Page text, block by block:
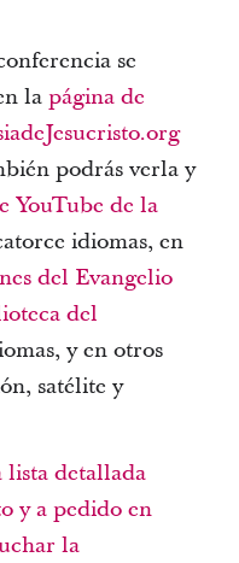
se
la página de
podrás verla y
YouTube de la
idiomas, en
del Evangelio
del
y en otros
satélite y
lista detallada
y a pedido en
la